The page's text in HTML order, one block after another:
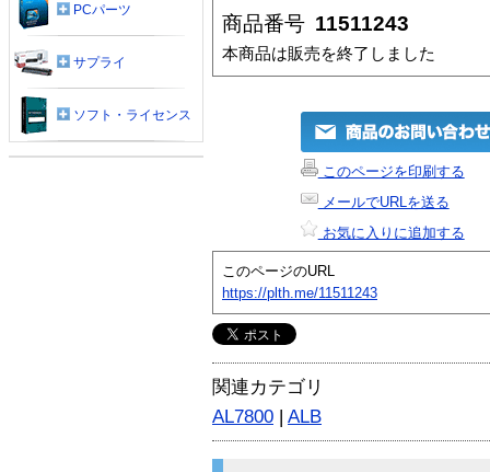
商品番号 11511243
本商品は販売を終了しました
このページを印刷する
メールでURLを送る
お気に入りに追加する
このページのURL
https://plth.me/11511243
関連カテゴリ
AL7800 | ALB
PCパーツ
サプライ
ソフト・ライセンス